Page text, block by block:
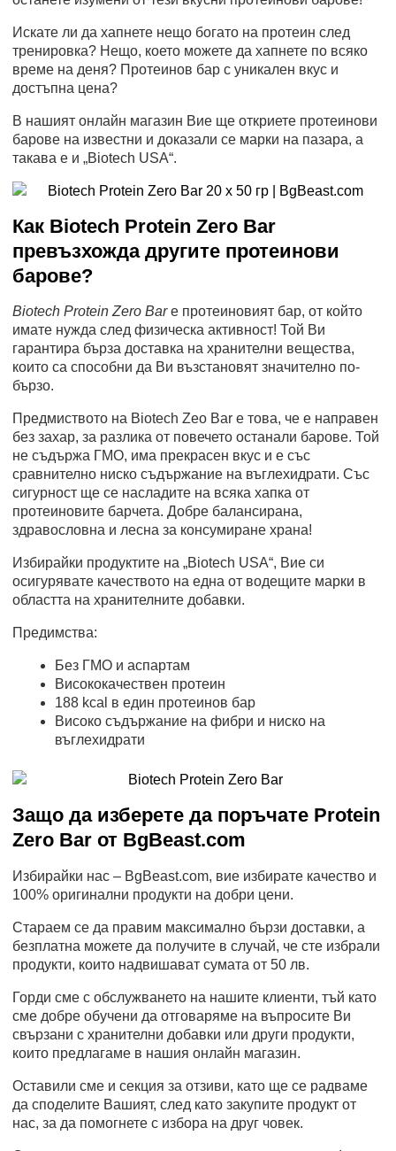
Искате ли да хапнете нещо богато на протеин след
тренировка? Нещо, което можете да хапнете по всяко
време на деня? Протеинов бар с уникален вкус и
достъпна цена?
В нашият онлайн магазин Вие ще откриете протеинови
барове на известни и доказали се марки на пазара, а
такава е и „Biotech USA“.
Как Biotech Protein Zero Bar
превъзхожда другите протеинови
барове?
Biotech Protein Zero Barе протеиновият бар, от който
имате нужда след физическа активност! Той Ви
гарантира бърза доставка на хранителни вещества,
които са способни да Ви възстановят значително по-
бързо.
Предмиството на Biotech Zeo Bar е това, че е направен
без захар, за разлика от повечето останали барове. Той
не съдържа ГМО, има прекрасен вкус и е със
сравнително ниско съдържание на въглехидрати. Със
сигурност ще се насладите на всяка хапка от
протеиновите барчета. Добре балансирана,
здравословна и лесна за консумиране храна!
Избирайки продуктите на „Biotech USA“, Вие си
осигурявате качеството на една от водещите марки в
областта на хранителните добавки.
Предимства:
Без ГМО и аспартам
Висококачествен протеин
188 kcal в един протеинов бар
Високо съдържание на фибри и ниско на
въглехидрати
Защо да изберете да поръчате Protein
Zero Bar от BgBeast.com
Избирайки нас – BgBeast.com, вие избирате качество и
100% оригинални продукти на добри цени.
Стараем се да правим максимално бързи доставки, а
безплатна можете да получите в случай, че сте избрали
продукти, които надвишават сумата от 50 лв.
Горди сме с обслужването на нашите клиенти, тъй като
сме добре обучени да отговаряме на въпросите Ви
свързани с хранителни добавки или други продукти,
които предлагаме в нашия онлайн магазин.
Оставили сме и секция за отзиви, като ще се радваме
да споделите Вашият, след като закупите продукт от
нас, за да помогнете с избора на друг човек.